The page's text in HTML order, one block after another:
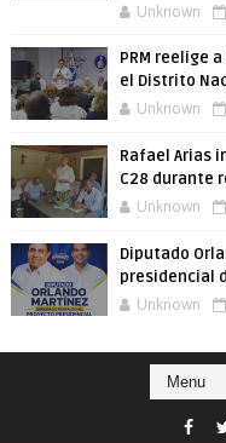
Unknown
PRM reelige
el Distrito
Unknown
Rafael Arias
C28 durante
Unknown
Diputado
presidencial
Unknown